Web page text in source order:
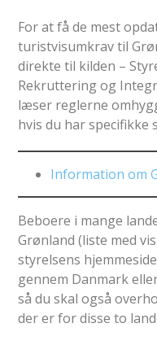
For at få de mest
turistvisumkrav til
direkte til kilden –
Rekruttering og
læser reglerne
hvis du har specifikke
Information om
Beboere i mange
Grønland (liste med
styrelsens
gennem Danmark
så du skal også
der er for disse to